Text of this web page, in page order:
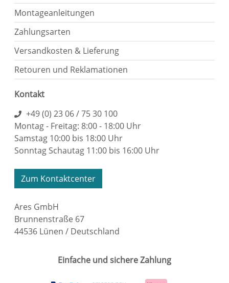
Montageanleitungen
Zahlungsarten
Versandkosten & Lieferung
Retouren und Reklamationen
Kontakt
+49 (0) 23 06 / 75 30 100
Montag - Freitag: 8:00 - 18:00 Uhr
Samstag 10:00 bis 18:00 Uhr
Sonntag Schautag 11:00 bis 16:00 Uhr
Zum Kontaktcenter
Ares GmbH
Brunnenstraße 67
44536 Lünen / Deutschland
Einfache und sichere Zahlung